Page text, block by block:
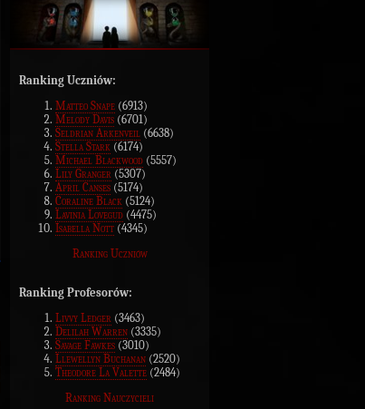
Ranking Uczniów:
Matteo Snape (6913)
Melody Davis (6701)
Seldrian Arkenveil (6638)
Stella Stark (6174)
Michael Blackwood (5557)
Lily Granger (5307)
April Canses (5174)
Coraline Black (5124)
Lavinia Lovegud (4475)
Isabella Nott (4345)
Ranking Uczniów
Ranking Profesorów:
Livvy Ledger (3463)
Delilah Warren (3335)
Savage Fawkes (3010)
Llewellyn Buchanan (2520)
Theodore La Valette (2484)
Ranking Nauczycieli